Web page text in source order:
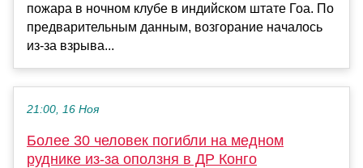
пожара в ночном клубе в индийском штате Гоа. По
предварительным данным, возгорание началось
из-за взрыва...
21:00, 16 Ноя
Более 30 человек погибли на медном
руднике из-за оползня в ДР Конго